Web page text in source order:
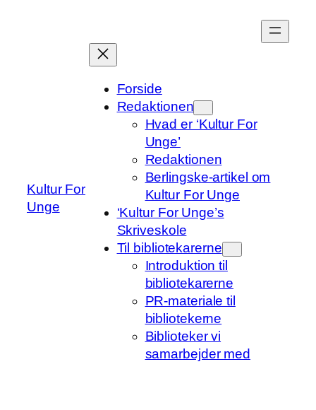
Kultur For
Unge
Forside
Redaktionen
Hvad er ‘Kultur For
Unge’
Redaktionen
Berlingske-artikel om
Kultur For Unge
‘Kultur For Unge’s
Skriveskole
Til bibliotekarerne
Introduktion til
bibliotekarerne
PR-materiale til
bibliotekerne
Biblioteker vi
samarbejder med